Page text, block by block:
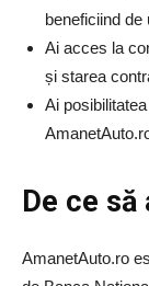
beneficiind de
Ai acces la
și starea
Ai
De ce
AmanetAuto.ro